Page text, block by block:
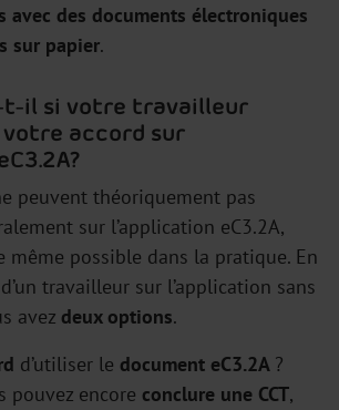
avec des documents électroniques
sur papier.
t-il si votre travailleur
votre accord sur
?
peuvent théoriquement pas
sur l’application eC3.2A,
même possible dans la pratique. En
travailleur sur l’application sans
avez deux options.
d’utiliser le document eC3.2A ?
pouvez encore conclure une CCT,